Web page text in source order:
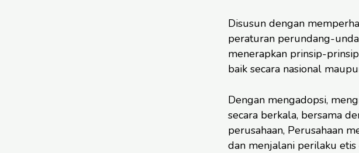
Disusun dengan
peraturan perundang-
menerapkan prinsip-
baik secara nasional
Dengan mengadopsi,
secara berkala, bersama
perusahaan, Perusahaan
dan menjalani perilaku etis